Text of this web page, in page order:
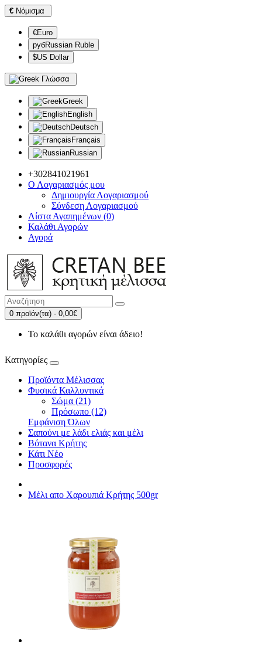
€ Νόμισμα
€Euro
рубRussian Ruble
$US Dollar
Γλώσσα
Greek
English
Deutsch
Français
Russian
+302841021961
Ο Λογαριασμός μου
Δημιουργία Λογαριασμού
Σύνδεση Λογαριασμού
Λίστα Αγαπημένων (0)
Καλάθι Αγορών
Αγορά
0 προϊόν(τα) - 0,00€
Το καλάθι αγορών είναι άδειο!
Κατηγορίες
Προϊόντα Μέλισσας
Φυσικά Καλλυντικά
Σώμα (21)
Πρόσωπο (12)
Εμφάνιση Όλων
Σαπούνι με λάδι ελιάς και μέλι
Βότανα Κρήτης
Κάτι Νέο
Προσφορές
Μέλι απο Χαρουπιά Κρήτης 500gr